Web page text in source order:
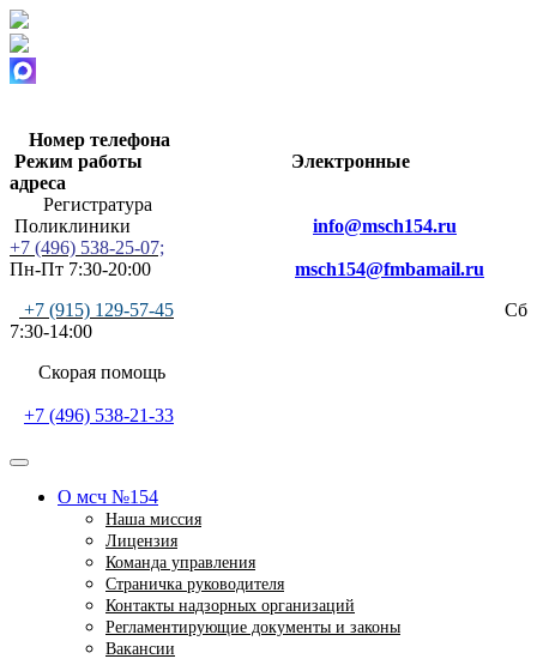
Номер телефона
Режим работы
Электронные
адреса
Регистратура
Поликлиники
info@msch154.ru
+7 (496) 538-25-07;
Пн-Пт 7:30-20:00 msch154@fmbamail.ru
+7 (915) 129-57-45
Сб
7:30-14:00
Скорая помощь
+7 (496) 538-21-33
О мсч №154
Наша миссия
Лицензия
Команда управления
Страничка руководителя
Контакты надзорных организаций
Регламентирующие документы и законы
Вакансии